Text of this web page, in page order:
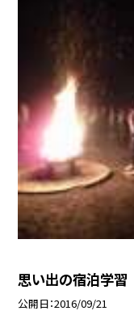
思い出の宿泊学習
公開日 2016/09/21